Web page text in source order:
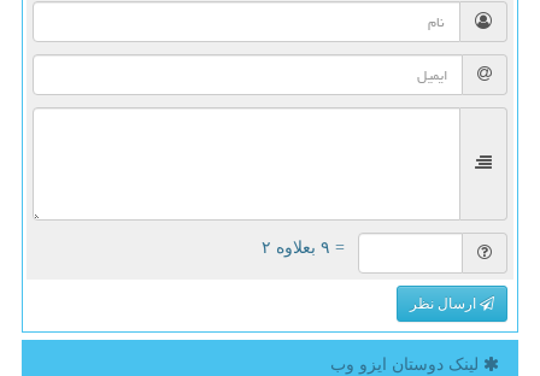
= ۹ بعلاوه ۲
ارسال نظر
لینک دوستان ایزو وب